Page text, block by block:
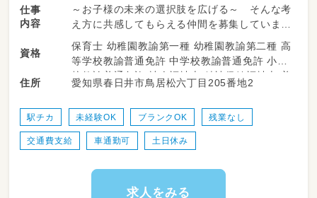
仕事
内容
～お子様の未来の選択肢を広げる～ そんな考
え方に共感してもらえる仲間を募集しています
♪
はぐぽんでは療育の必要なお子さまが、日常生
活における動作やルール、社会性、正しい言葉遣
課後活動をサポートしています。
学校という枠組みから卒業し、社会人となった
そんな想いを込めながら、職員も一緒に遊んだ
資格
保育士 幼稚園教諭第一種 幼稚園教諭第二種 高
等学校教諭普通免許 中学校教諭普通免許 小学
校教諭普通免許 社会福祉士 精神保健福祉士 普
通自動車運転免許
住所 愛知県春日井市鳥居松六丁目205番地2
駅チカ 未経験OK ブランクOK 残業なし
交通費支給 車通勤可 土日休み
求人をみる